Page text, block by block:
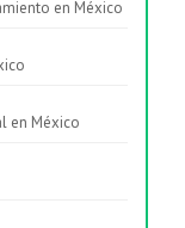
en México
en México